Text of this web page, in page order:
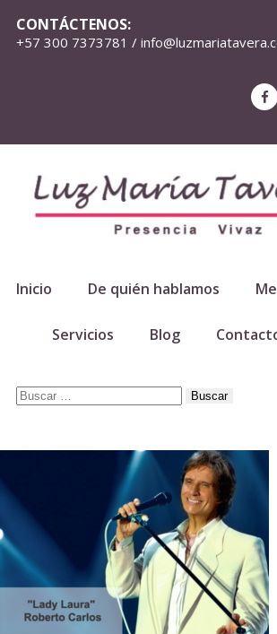
CONTÁCTENOS:
+57 300 7373781 /
Inicio De quién hablamos
Servicios Blog
Buscar: